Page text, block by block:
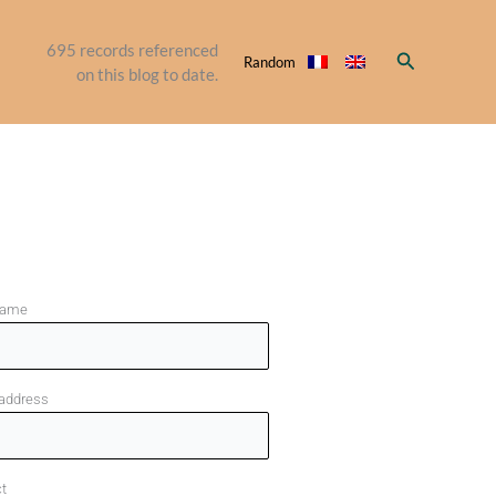
695 records referenced
on this blog to date.
Random Search